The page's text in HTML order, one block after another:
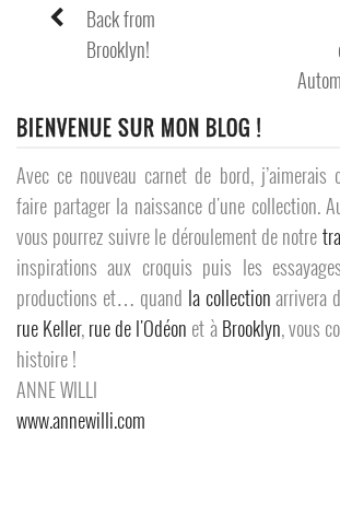
POST
NAVIGATION
Back from
Brooklyn!
BIENVENUE SUR MON BLOG !
Avec ce nouveau carnet de bord, j’aimerais
faire partager la naissance d'une collection.
vous pourrez suivre le déroulement de notre
inspirations aux croquis puis les
productions et… quand la collectionarrivera
rue Keller,rue de l'Odéon et àBrooklyn, vous
histoire !
ANNE WILLI
www.annewilli.com